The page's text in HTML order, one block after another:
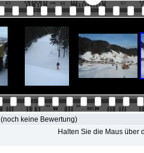
(noch keine Bewertung)
Halten Sie die Maus über